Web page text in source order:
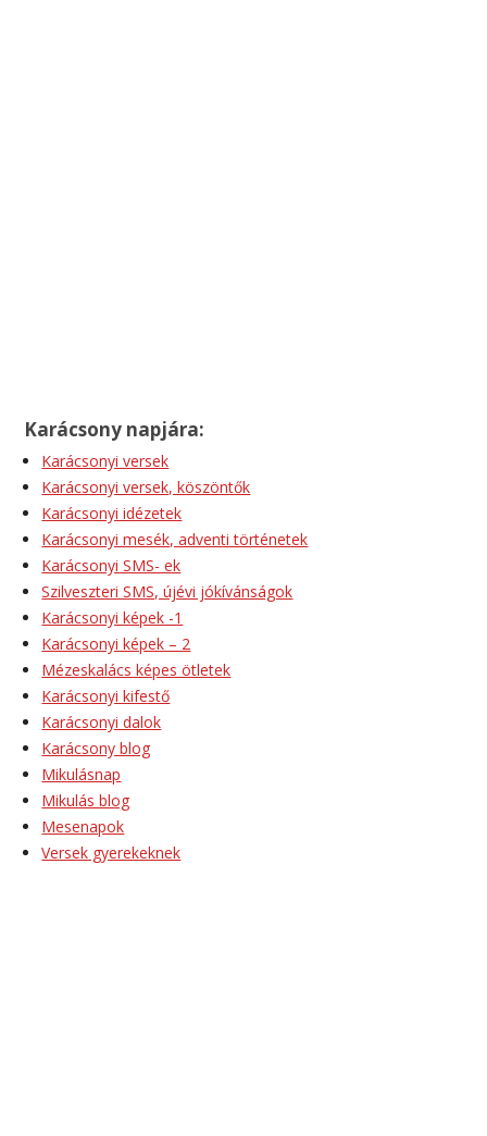
Karácsony napjára:
Karácsonyi versek
Karácsonyi versek, köszöntők
Karácsonyi idézetek
Karácsonyi mesék, adventi történetek
Karácsonyi SMS- ek
Szilveszteri SMS, újévi jókívánságok
Karácsonyi képek -1
Karácsonyi képek – 2
Mézeskalács képes ötletek
Karácsonyi kifestő
Karácsonyi dalok
Karácsony blog
Mikulásnap
Mikulás blog
Mesenapok
Versek gyerekeknek